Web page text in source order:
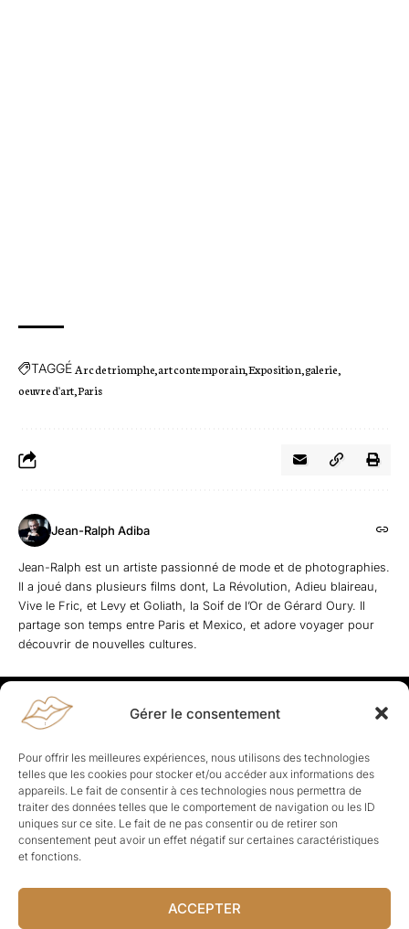
Gérer le consentement
Pour offrir les meilleures expériences, nous utilisons des technologies
telles que les cookies pour stocker et/ou accéder aux informations des
appareils. Le fait de consentir à ces technologies nous permettra de
traiter des données telles que le comportement de navigation ou les ID
uniques sur ce site. Le fait de ne pas consentir ou de retirer son
consentement peut avoir un effet négatif sur certaines caractéristiques
et fonctions.
ACCEPTER
TAGGÉ Arc de triomphe art contemporain Exposition galerie
oeuvre d'art Paris
Jean-Ralph Adiba
Jean-Ralph est un artiste passionné de mode et de photographies.
Il a joué dans plusieurs films dont, La Révolution, Adieu blaireau,
Vive le Fric, et Levy et Goliath, la Soif de l’Or de Gérard Oury. Il
partage son temps entre Paris et Mexico, et adore voyager pour
découvrir de nouvelles cultures.
Rapporteuses
À propos de Rapporteuses :Rapporteuses, c’est l’histoire de
Parisiennes, bien dans leurs baskets qui aiment rapporter ce qui leur
cause, leur apporte et leur rapporte !
Les Topics
Société Politique Business Culture
Sport
Lifestyle